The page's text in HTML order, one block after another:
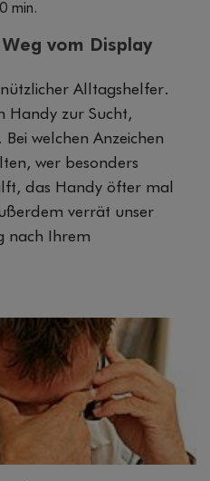
min.
vom Display
Alltagshelfer.
Handy zur Sucht,
welchen Anzeichen
wer besonders
das Handy öfter mal
verrät unser
nach Ihrem